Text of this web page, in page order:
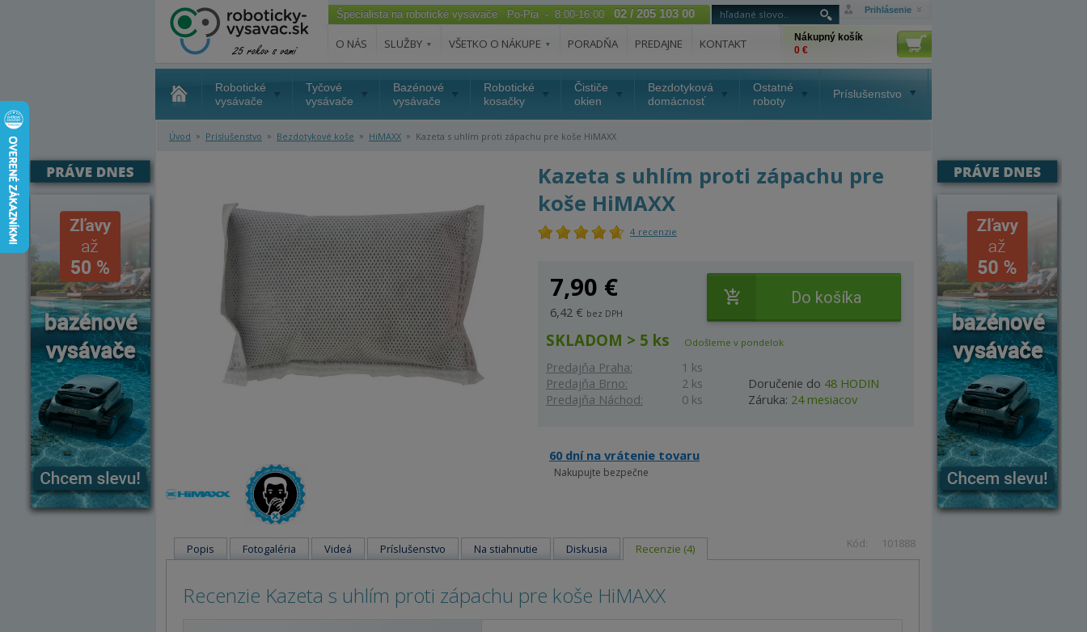
Prihlásenie
Špecialista na robotické vysávače Po-Pia - 8:00-16:00 02 / 205 103 00
O NÁS SLUŽBY VŠETKO O NÁKUPE PORADŇA PREDAJNE KONTAKT
Nákupný košík
0 €
Robotické
vysávače
Tyčové
vysávače
Bazénové
vysávače
Robotické
kosačky
Čističe
okien
Bezdotyková
domácnosť
Ostatné
roboty
Príslušenstvo
Úvod » Príslušenstvo » Bezdotykové koše » HiMAXX » Kazeta s uhlím proti zápachu pre koše HiMAXX
Kazeta s uhlím proti zápachu pre
koše HiMAXX
4 recenzie
7,90 €
6,42 € bez DPH
Do košíka
SKLADOM > 5 ks Odošleme v pondelok
Predajňa Praha:
1 ks
Predajňa Brno:
2 ks
Predajňa Náchod:
0 ks
Doručenie do 48 HODIN
Záruka: 24 mesiacov
60 dní na vrátenie tovaru
Nakupujte bezpečne
Kód: 101888
Popis Fotogaléria Videá Príslušenstvo Na stiahnutie Diskusia Recenzie (4)
Recenzie Kazeta s uhlím proti zápachu pre koše HiMAXX